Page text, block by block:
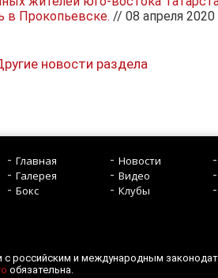
в Прокопьевске. // 08 апреля 2020
новости раздела
Главная Новости
Галерея
Видео
Бокс
Клубы
российским и международным
обязательна.